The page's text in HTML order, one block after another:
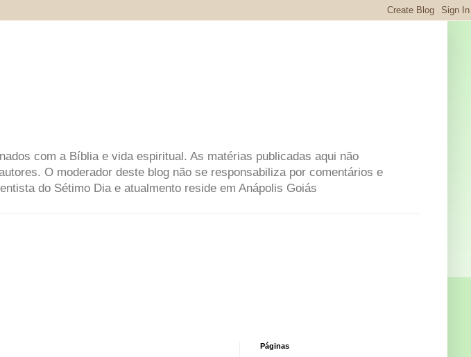
com a Bíblia e vida espiritual. As matérias publicadas aqui não
O moderador deste blog não se responsabiliza por comentários e
do Sétimo Dia e atualmento reside em Anápolis Goiás
Páginas